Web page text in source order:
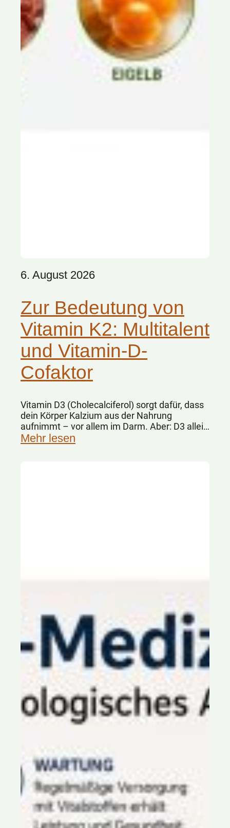
6. August 2026
Zur Bedeutung von
Vitamin K2: Multitalent
und Vitamin-D-
Cofaktor
Vitamin D3 (Cholecalciferol) sorgt dafür, dass
dein Körper Kalzium aus der Nahrung
aufnimmt – vor allem im Darm. Aber: D3 allein
„weiß“ nicht, wohin das Kalzium im Körper
Mehr lesen